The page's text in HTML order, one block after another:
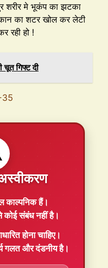
शरीर मे भूकंप का झटका
का शटर खोल कर लेटी
रही हो !
चूत गिफ्ट दी
35
काल्पनिकहैं।
कोई संबंध नहीं है।
होना चाहिए।
गलत और दंडनीय है।